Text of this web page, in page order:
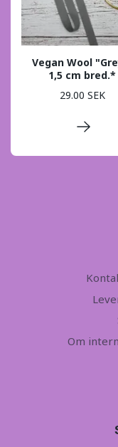
Vegan Wool
1,5 cm bred.*
29.00 SEK
Om